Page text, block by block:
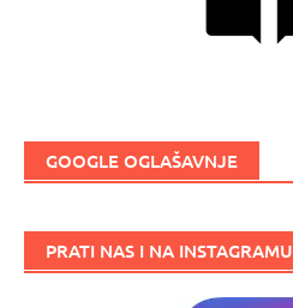
GOOGLE OGLAŠAVNJE
PRATI NAS I NA INSTAGRAMU